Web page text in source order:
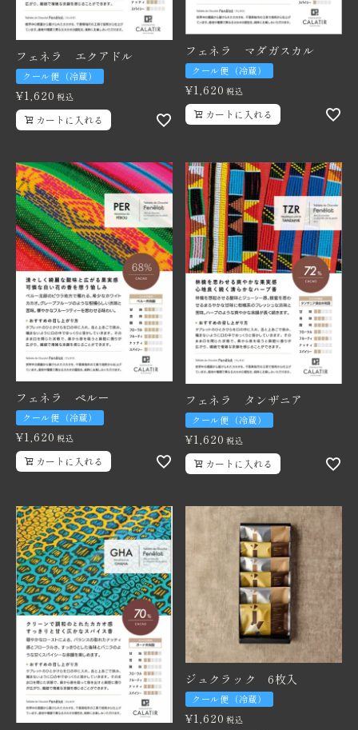
フェネラ エクアドル
クール便（冷蔵）
¥1,620 税込
カートに入れる
フェネラ マダガスカル
クール便（冷蔵）
¥1,620 税込
カートに入れる
フェネラ ペルー
クール便（冷蔵）
¥1,620 税込
カートに入れる
フェネラ タンザニア
クール便（冷蔵）
¥1,620 税込
カートに入れる
ジュクラック 6枚入
クール便（冷蔵）
¥1,620 税込